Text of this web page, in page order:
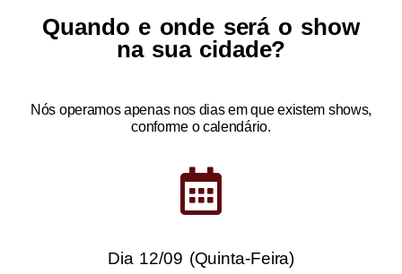
Quando e onde será o show
na sua cidade?
Nós operamos apenas nos dias em que existem shows,
conforme o calendário.
Dia 12/09 (Quinta-Feira)